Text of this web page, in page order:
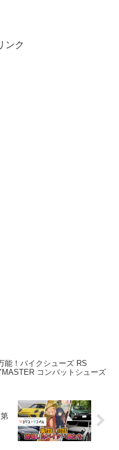
ンク
能！バイクシューズ RS
コンバットシューズ